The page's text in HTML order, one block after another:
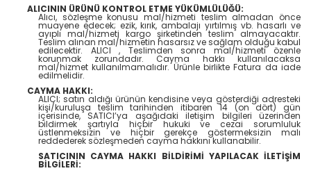
ALICININ ÜRÜNÜ KONTROL ETME YÜKÜMLÜLÜĞÜ:
Alıcı, sözleşme konusu mal/hizmeti teslim almadan önce
muayene edecek; ezik, kırık, ambalajı yırtılmış vb. hasarlı ve
ayıplı mal/hizmeti kargo şirketinden teslim almayacaktır.
Teslim alınan mal/hizmetin hasarsız ve sağlam olduğu kabul
edilecektir. ALICI , Teslimden sonra mal/hizmeti özenle
korunmak zorundadır. Cayma hakkı kullanılacaksa
mal/hizmet kullanılmamalıdır. Ürünle birlikte Fatura da iade
edilmelidir.
CAYMA HAKKI:
ALICI; satın aldığı ürünün kendisine veya gösterdiği adresteki
kişi/kuruluşa teslim tarihinden itibaren 14 (on dört) gün
içerisinde, SATICI’ya aşağıdaki iletişim bilgileri üzerinden
bildirmek şartıyla hiçbir hukuki ve cezai sorumluluk
üstlenmeksizin ve hiçbir gerekçe göstermeksizin malı
reddederek sözleşmeden cayma hakkını kullanabilir.
SATICININ CAYMA HAKKI BİLDİRİMİ YAPILACAK İLETİŞİM
BİLGİLERİ: